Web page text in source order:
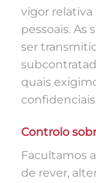
vigor relativa
pessoais. As
ser
quais
Controlo
Facultamos
de rever,